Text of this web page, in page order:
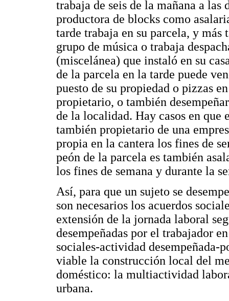
trabaja de seis de la mañana a las
productora de blocks como
tarde trabaja en su parcela, y
grupo de música o trabaja
(miscelánea) que instaló en su
de la parcela en la tarde puede
puesto de su propiedad o pizzas
propietario, o también
de la localidad. Hay casos en que
también propietario de una
propia en la cantera los fines de
peón de la parcela es también
los fines de semana y durante la
Así, para que un sujeto se
son necesarios los acuerdos
extensión de la jornada laboral
desempeñadas por el trabajador
sociales-actividad desempeñada-
viable la construcción local del
doméstico: la multiactividad
urbana.